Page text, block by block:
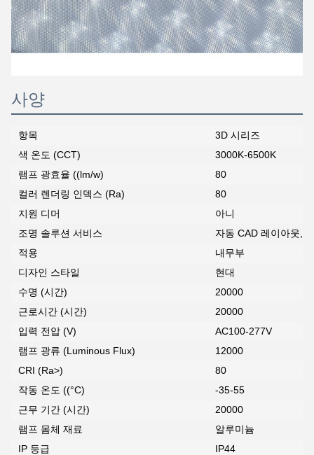
사양
항목
3D 시리즈
색 온도 (CCT)
3000K-6500K
램프 광효율 ((lm/w)
80
컬러 렌더링 인덱스 (Ra)
80
지원 디머
아니
조명 솔루션 서비스
자동 CAD 레이아웃,
적용
내무부
디자인 스타일
현대
수명 (시간)
20000
근로시간 (시간)
20000
입력 전압 (V)
AC100-277V
램프 광류 (Luminous Flux)
12000
CRI (Ra>)
80
작동 온도 ((°C)
-35-55
근무 기간 (시간)
20000
램프 몸체 재료
알루미늄
IP 등급
IP44